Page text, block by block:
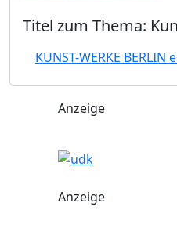
Titel zum Thema:
KUNST-WERKE BERLIN
Anzeige
Anzeige